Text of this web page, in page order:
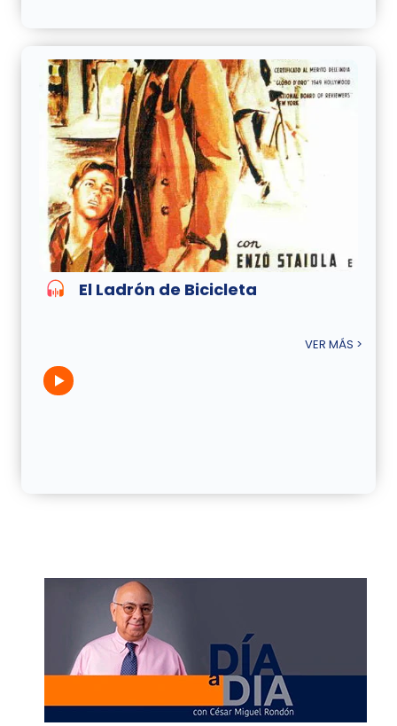
El Ladrón de Bicicleta
VER MÁS >